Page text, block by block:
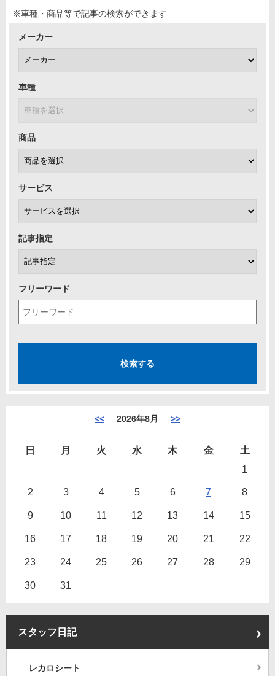
※車種・商品等で記事の検索ができます
メーカー
車種
商品
サービス
記事指定
フリーワード
<< 2026年8月 >>
日 月 火 水 木 金
土
1
2 3 4 5 6 7 8
9 10 11 12 13 14 15
16 17 18 19 20 21 22
23 24 25 26 27 28 29
30 31
スタッフ日記
レカロシート